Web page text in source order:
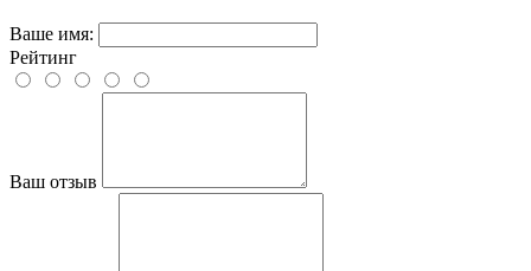
Ваше имя:
Рейтинг
Ваш отзыв